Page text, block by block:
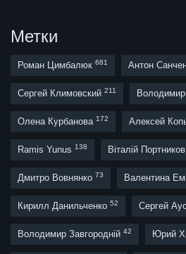
Метки
Роман Цимбалюк 681 Антон
Сергей Климовский 211 Володимир
Олена Курбанова 172 Алексей
Ramis Yunus 138 Віталій Портников
Дмитро Вовнянко 73 Валентина
Кирилл Данильченко 52 Сергей
Володимир Завгородній 42 Юрий